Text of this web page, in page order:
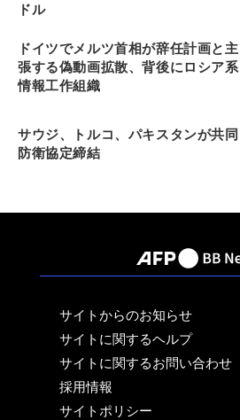
ドル
ドイツでメルツ首相が辞任計画と主
張する偽動画拡散、背後にロシア系
情報工作組織
サウジ、トルコ、パキスタンが共同
防衛協定締結
サイトからのお知らせ
サイトに関するヘルプ
サイトに関するお問い合わせ
採用情報
サイトポリシー